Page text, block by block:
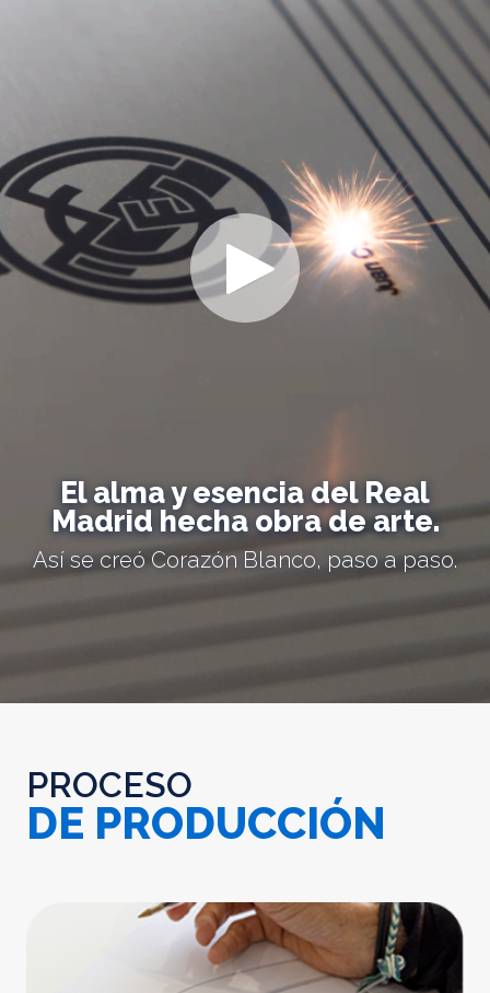
El alma y esencia del Real
Madrid hecha obra de arte.
Así se creó Corazón Blanco, paso a paso.
PROCESO
DE PRODUCCIÓN